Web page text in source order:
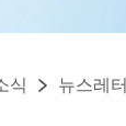
식 뉴스레터